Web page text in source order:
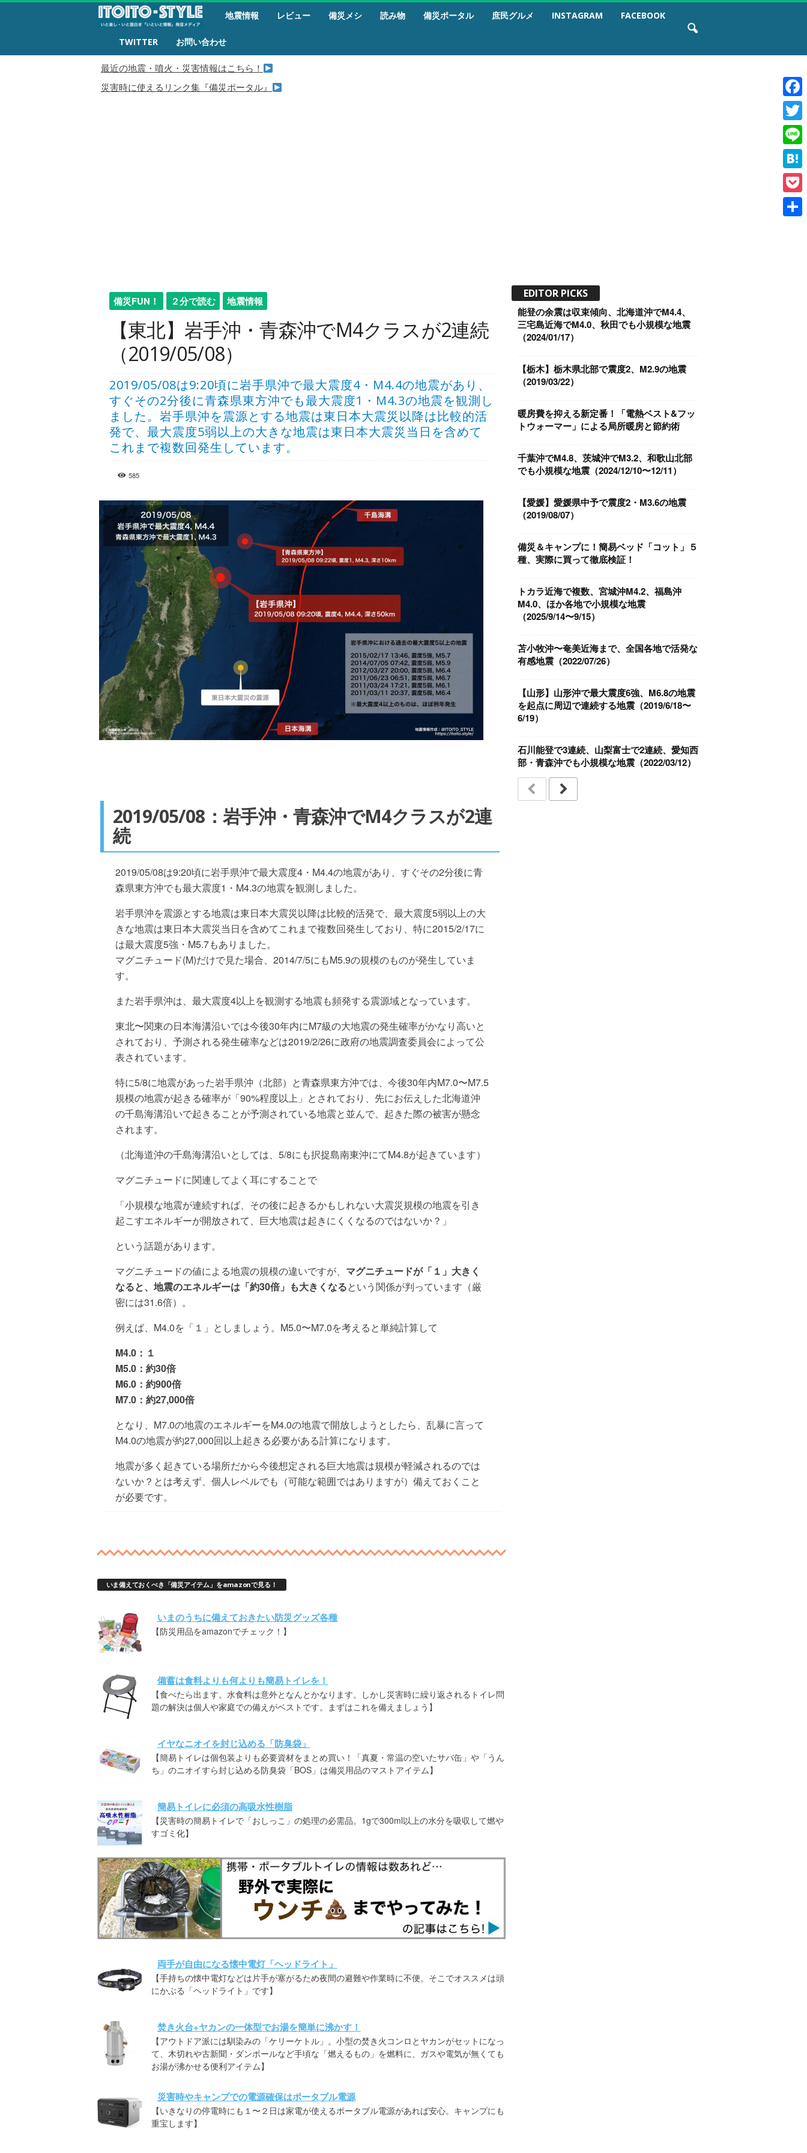
活
地震情報 レビュー 備災メシ 読み物 備災ポータル 庶民グルメ INSTAGRAM FACEBOOK
TWITTER お問い合わせ
最近の地震・噴火・災害情報はこちら！
災害時に使えるリンク集『備災ポータル』
備災FUN！ ２分で読む 地震情報
【東北】岩手沖・青森沖でM4クラスが2連続
（2019/05/08）
2019/05/08は9:20頃に岩手県沖で最大震度4・M4.4の地震があり、
すぐその2分後に青森県東方沖でも最大震度1・M4.3の地震を観測し
ました。岩手県沖を震源とする地震は東日本大震災以降は比較的活
発で、最大震度5弱以上の大きな地震は東日本大震災当日を含めて
これまで複数回発生しています。
585
2019/05/08：岩手沖・青森沖でM4クラスが2連
続
2019/05/08は9:20頃に岩手県沖で最大震度4・M4.4の地震があり、すぐその2分後に青
森県東方沖でも最大震度1・M4.3の地震を観測しました。
岩手県沖を震源とする地震は東日本大震災以降は比較的活発で、最大震度5弱以上の大
きな地震は東日本大震災当日を含めてこれまで複数回発生しており、特に2015/2/17に
は最大震度5強・M5.7もありました。
マグニチュード(M)だけで見た場合、2014/7/5にもM5.9の規模のものが発生していま
す。
また岩手県沖は、最大震度4以上を観測する地震も頻発する震源域となっています。
東北〜関東の日本海溝沿いでは今後30年内にM7級の大地震の発生確率がかなり高いと
されており、予測される発生確率などは2019/2/26に政府の地震調査委員会によって公
表されています。
特に5/8に地震があった岩手県沖（北部）と青森県東方沖では、今後30年内M7.0〜M7.5
規模の地震が起きる確率が「90%程度以上」とされており、先にお伝えした北海道沖
の千島海溝沿いで起きることが予測されている地震と並んで、起きた際の被害が懸念
されます。
（北海道沖の千島海溝沿いとしては、5/8にも択捉島南東沖にてM4.8が起きています）
マグニチュードに関連してよく耳にすることで
「小規模な地震が連続すれば、その後に起きるかもしれない大震災規模の地震を引き
起こすエネルギーが開放されて、巨大地震は起きにくくなるのではないか？」
という話題があります。
マグニチュードの値による地震の規模の違いですが、 マグニチュードが「１」大きく
なると、地震のエネルギーは「約30倍」も大きくなるという関係が判っています（厳
密には31.6倍）。
例えば、M4.0を「１」としましょう。M5.0〜M7.0を考えると単純計算して
M4.0：１
M5.0：約30倍
M6.0：約900倍
M7.0：約27,000倍
となり、M7.0の地震のエネルギーをM4.0の地震で開放しようとしたら、乱暴に言って
M4.0の地震が約27,000回以上起きる必要がある計算になります。
地震が多く起きている場所だから今後想定される巨大地震は規模が軽減されるのでは
ないか？とは考えず、個人レベルでも（可能な範囲ではありますが）備えておくこと
が必要です。
いま備えておくべき「備災アイテム」をamazonで見る！
いまのうちに備えておきたい防災グッズ各種
【防災用品をamazonでチェック！】
備蓄は食料よりも何よりも簡易トイレを！
【食べたら出ます。水食料は意外となんとかなります。しかし災害時に繰り返されるトイレ問
題の解決は個人や家庭での備えがベストです。まずはこれを備えましょう】
イヤなニオイを封じ込める「防臭袋」
【簡易トイレは個包装よりも必要資材をまとめ買い！「真夏・常温の空いたサバ缶」や「うん
ち」のニオイすら封じ込める防臭袋「BOS」は備災用品のマストアイテム】
簡易トイレに必須の高吸水性樹脂
【災害時の簡易トイレで「おしっこ」の処理の必需品。1gで300ml以上の水分を吸収して燃や
すゴミ化】
両手が自由になる懐中電灯「ヘッドライト」
【手持ちの懐中電灯などは片手が塞がるため夜間の避難や作業時に不便。そこでオススメは頭
にかぶる「ヘッドライト」です】
焚き火台+ヤカンの一体型でお湯を簡単に沸かす！
【アウトドア派には馴染みの「ケリーケトル」。小型の焚き火コンロとヤカンがセットになっ
て、木切れや古新聞・ダンボールなど手頃な「燃えるもの」を燃料に、ガスや電気が無くても
お湯が沸かせる便利アイテム】
災害時やキャンプでの電源確保はポータブル電源
【いきなりの停電時にも１〜２日は家電が使えるポータブル電源があれば安心。キャンプにも
重宝します】
EDITOR PICKS
能登の余震は収束傾向、北海道沖でM4.4、
三宅島近海でM4.0、秋田でも小規模な地震
（2024/01/17）
【栃木】栃木県北部で震度2、M2.9の地震
（2019/03/22）
暖房費を抑える新定番！「電熱ベスト&フッ
トウォーマー」による局所暖房と節約術
千葉沖でM4.8、茨城沖でM3.2、和歌山北部
でも小規模な地震（2024/12/10〜12/11）
【愛媛】愛媛県中予で震度2・M3.6の地震
（2019/08/07）
備災＆キャンプに！簡易ベッド「コット」５
種、実際に買って徹底検証！
トカラ近海で複数、宮城沖M4.2、福島沖
M4.0、ほか各地で小規模な地震
（2025/9/14〜9/15）
苫小牧沖〜奄美近海まで、全国各地で活発な
有感地震（2022/07/26）
【山形】山形沖で最大震度6強、M6.8の地震
を起点に周辺で連続する地震（2019/6/18〜
6/19）
石川能登で3連続、山梨富士で2連続、愛知西
部・青森沖でも小規模な地震（2022/03/12）
F
a
c
e
b
o
o
k
T
w
i
t
t
e
r
L
n
e
H
a
t
e
P